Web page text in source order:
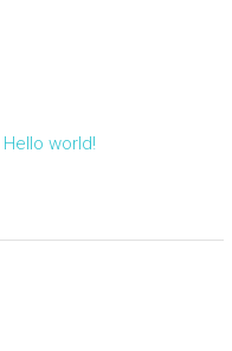
Hello world!